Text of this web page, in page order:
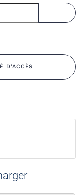
D'ACCÈS